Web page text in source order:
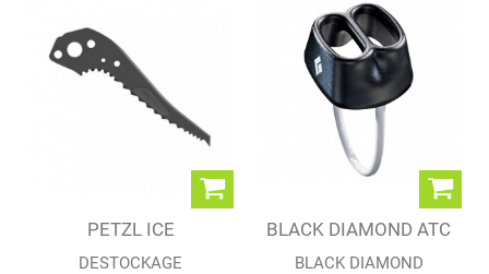
PETZL ICE
DESTOCKAGE
BLACK DIAMOND ATC
BLACK DIAMOND